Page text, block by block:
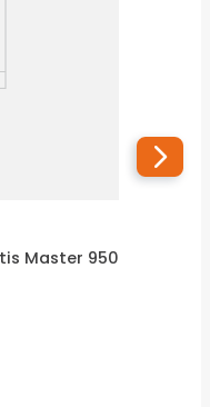
Master 950